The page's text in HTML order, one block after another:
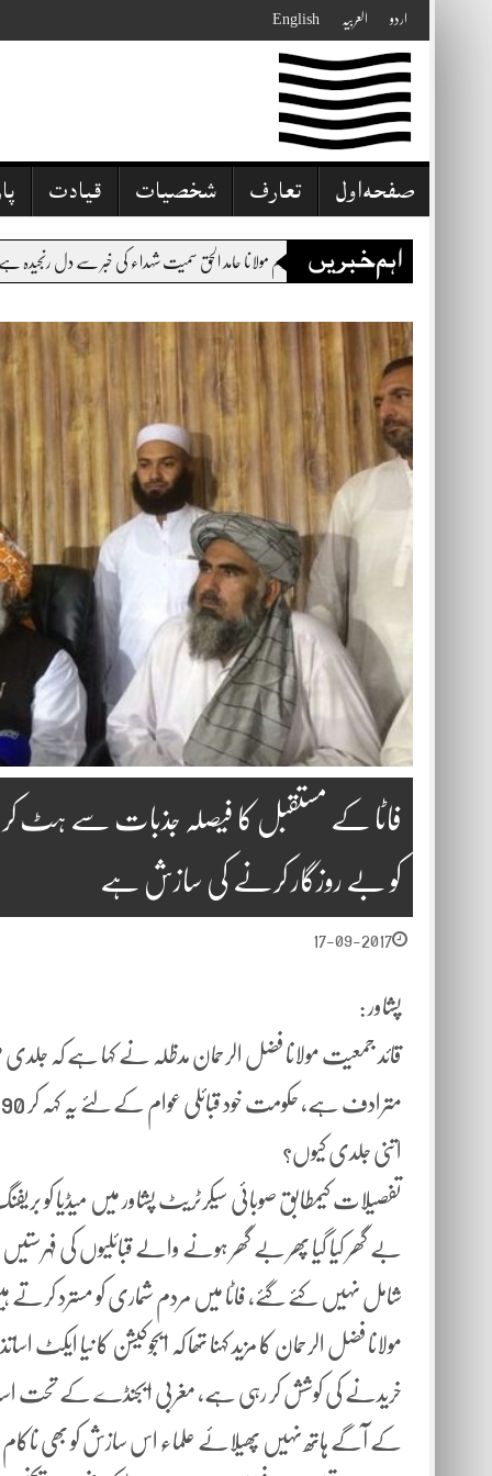
to
content
اردو العربیہ English
صفحہ اول تعارف شخصیات قیادت
اہم خبریں
مولانا حامد الحق سمیت شہداء کی خبر سے دل رنجیدہ ہے،یہ حملہ میرے گھر اور مدرسہ پر
فاٹا کے مستقبل کا فیصلہ جذبات سے ہٹ کر
کو بے روزگار کرنے کی سازش ہے
17-09-2017
پشاور :
قائد جمعیت مولانا فضل الرحمان مدظلہ نے کہا ہے کہ
اتنی جلدی کیوں؟
تفصیلات کیمطابق صوبائی سیکرٹریٹ پشاور میں میڈیا کو
بے گھر کیا گیا پھر بے گھر ہونے والے قبائلیوں کی
شامل نہیں کئے گئے، فاٹا میں مردم شماری کو مسترد کرتے
مولانا فضل الرحمان کا مزید کہنا تھا کہ ایجوکیشن کا نیا
خریدنے کی کوشش کر رہی ہے، مغربی ایجنڈے کے تحت
کے آگے ہاتھ نہیں پھیلائے علماء اس سازش کو بھی